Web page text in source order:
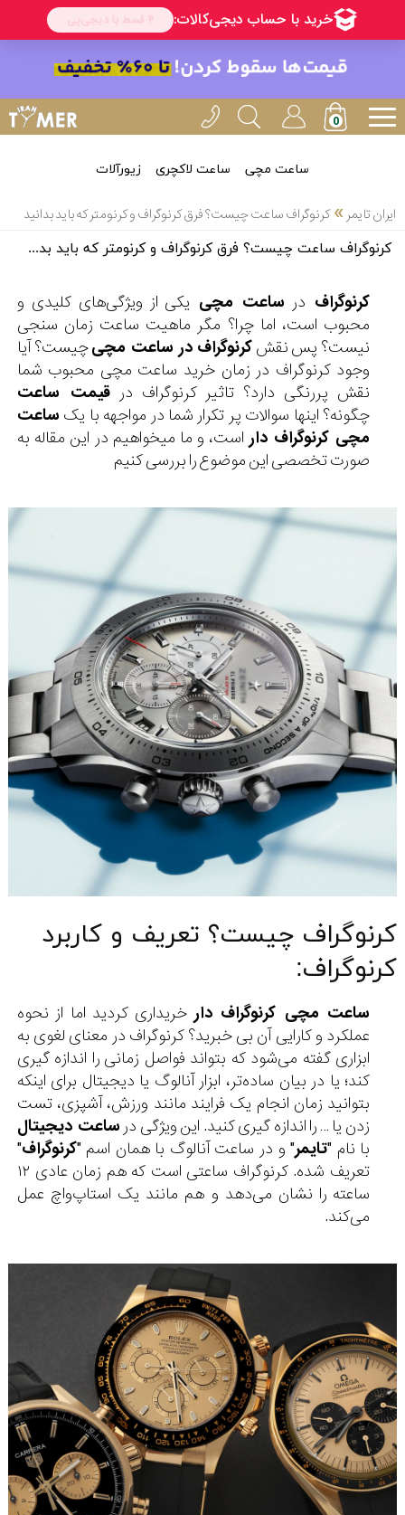
ساعت مچی ساعت لاکچری زیورآلات
ایران تایمر » کرنوگراف ساعت چیست؟ فرق کرنوگراف و کرنومتر که باید بدانید
کرنوگراف ساعت چیست؟ فرق کرنوگراف و کرنومتر که باید بدانید
کرنوگراف در ساعت مچی یکی از ویژگی‌های کلیدی و
محبوب است، اما چرا؟ مگر ماهیت ساعت زمان سنجی
نیست؟ پس نقشکرنوگراف در ساعت مچیچیست؟ آیا
وجود کرنوگراف در زمان خرید ساعت مچی محبوب شما
نقش پررنگی دارد؟ تاثیر کرنوگراف درقیمت ساعت
چگونه؟ اینها سوالات پر تکرار شما در مواجهه با یک ساعت
مچی کرنوگراف دار است، و ما میخواهیم در این مقاله به
صورت تخصصی این موضوع را بررسی کنیم
کرنوگراف چیست؟ تعریف و کاربرد
کرنوگراف:
ساعت مچی کرنوگراف دار خریداری کردید اما از نحوه
عملکرد و کارایی آن بی خبرید؟ کرنوگراف در معنای لغوی به
ابزاری گفته می‌شود که بتواند فواصل زمانی را اندازه گیری
کند؛ یا در بیان ساده‌تر، ابزار آنالوگ یا دیجیتال برای اینکه
بتوانید زمان انجام یک فرایند مانند ورزش، آشپزی، تست
زدن یا … را اندازه گیری کنید. این ویژگی در ساعت دیجیتال
با نام "تایمر" و در ساعت آنالوگ با همان اسم "کرنوگراف"
تعریف شده. کرنوگراف ساعتی است که هم زمان عادی ۱۲
ساعته را نشان می‌دهد و هم مانند یک استاپ‌واچ عمل
می‌کند.